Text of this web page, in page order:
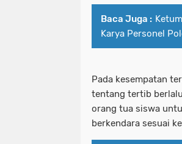
Baca Juga :
Karya Personel
Pada kesempatan
tentang tertib
orang tua siswa
berkendara sesuai